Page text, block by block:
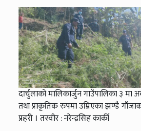
दार्चुलाको मालिकार्जुन गाउँपालिका ३
तथा प्राकृतिक रुपमा उम्रिएका झण्डै
प्रहरी । तस्वीर : नरेन्द्रसिह कार्की